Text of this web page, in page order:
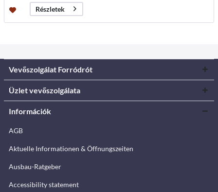
Részletek
Vevőszolgálat Forródrót
Üzlet vevőszolgálata
Információk
AGB
Aktuelle Informationen & Öffnungszeiten
Ausbau-Ratgeber
Accessibility statement